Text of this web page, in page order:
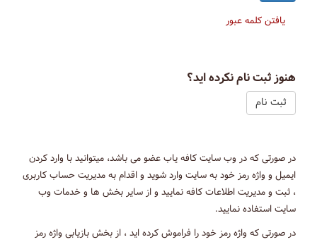
یافتن کلمه عبور
هنوز ثبت نام نکرده اید؟
ثبت نام
در صورتی که در وب سایت کافه یاب عضو می باشد، میتوانید با وارد کردن
ایمیل و واژه رمز خود به سایت وارد شوید و اقدام به مدیریت حساب کاربری
، ثبت و مدیریت اطلاعات کافه نمایید و از سایر بخش ها و خدمات وب
سایت استفاده نمایید.
در صورتی که واژه رمز خود را فراموش کرده اید ، از بخش بازیابی واژه رمز